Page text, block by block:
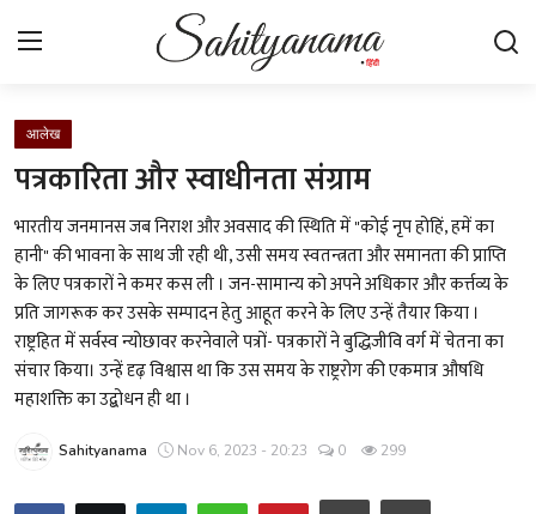
साहित्य समाचार
होम
कहानी
कविता
आलेख
आलेख
पत्रकारिता और स्वाधीनता संग्राम
भारतीय जनमानस जब निराश और अवसाद की स्थिति में "कोई नृप होहिं, हमें का
हानी" की भावना के साथ जी रही थी, उसी समय स्वतन्त्रता और समानता की प्राप्ति
के लिए पत्रकारों ने कमर कस ली । जन-सामान्य को अपने अधिकार और कर्त्तव्य के
प्रति जागरूक कर उसके सम्पादन हेतु आहूत करने के लिए उन्हें तैयार किया ।
राष्ट्रहित में सर्वस्व न्योछावर करनेवाले पत्रों- पत्रकारों ने बुद्धिजीवि वर्ग में चेतना का
संचार किया। उन्हें दृढ़ विश्वास था कि उस समय के राष्ट्ररोग की एकमात्र औषधि
महाशक्ति का उद्बोधन ही था ।
Sahityanama Nov 6, 2023 - 20:23 0 299